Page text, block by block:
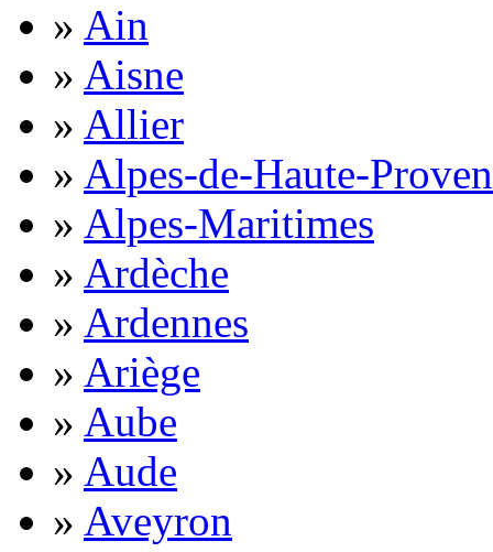
» Ain
» Aisne
» Allier
» Alpes-de-Haute-
» Alpes-Maritimes
» Ardèche
» Ardennes
» Ariège
» Aube
» Aude
» Aveyron